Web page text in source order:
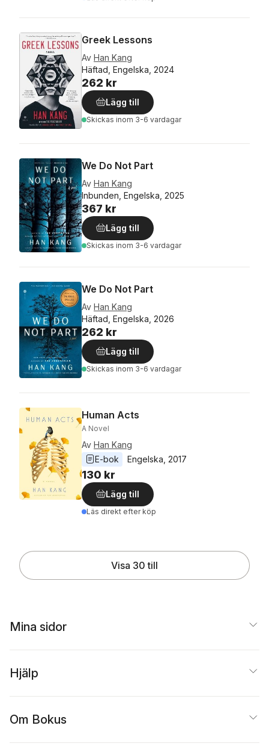
Greek Lessons
Av Han Kang
Häftad, Engelska, 2024
262 kr
Lägg till
Skickas inom 3-6 vardagar
We Do Not Part
Av Han Kang
Inbunden, Engelska, 2025
367 kr
Lägg till
Skickas inom 3-6 vardagar
We Do Not Part
Av Han Kang
Häftad, Engelska, 2026
262 kr
Lägg till
Skickas inom 3-6 vardagar
Human Acts
A Novel
Av Han Kang
E-bok
Engelska, 2017
130 kr
Lägg till
Läs direkt efter köp
Visa 30 till
Mina sidor
Hjälp
Om Bokus